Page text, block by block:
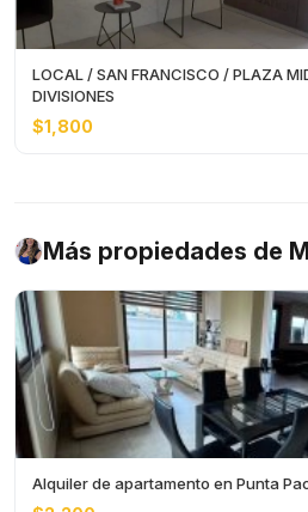
LOCAL / SAN FRANCISCO / PLAZA
DIVISIONES
$1,800
Más propiedades de
Alquiler de apartamento en Punta